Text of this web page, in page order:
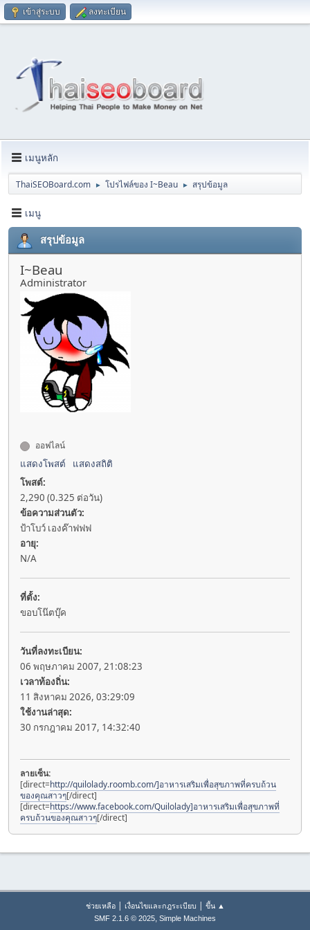
เข้าสู่ระบบ ลงทะเบียน
เมนูหลัก
ThaiSEOBoard.com ► โปรไฟล์ของ I~Beau ► สรุปข้อมูล
เมนู
สรุปข้อมูล
I~Beau
Administrator
ออฟไลน์
แสดงโพสต์
แสดงสถิติ
โพสต์:
2,290 (0.325 ต่อวัน)
ข้อความส่วนตัว:
ป้าโบว์ เองค๊าฟฟฟ
อายุ:
N/A
ที่ตั้ง:
ขอบโน๊ตบุ๊ค
วันที่ลงทะเบียน:
06 พฤษภาคม 2007, 21:08:23
เวลาท้องถิ่น:
11 สิงหาคม 2026, 03:29:09
ใช้งานล่าสุด:
30 กรกฎาคม 2017, 14:32:40
ลายเซ็น:
[direct=http://quilolady.roomb.com/]อาหารเสริมเพื่อสุขภาพที่ครบถ้วน
ของคุณสาวๆ[/direct]
[direct=https://www.facebook.com/Quilolady]อาหารเสริมเพื่อสุขภาพที่
ครบถ้วนของคุณสาวๆ[/direct]
ช่วยเหลือ| เงื่อนไขและกฎระเบียบ ขึ้น ▲
SMF 2.1.6 © 2025, Simple Machines